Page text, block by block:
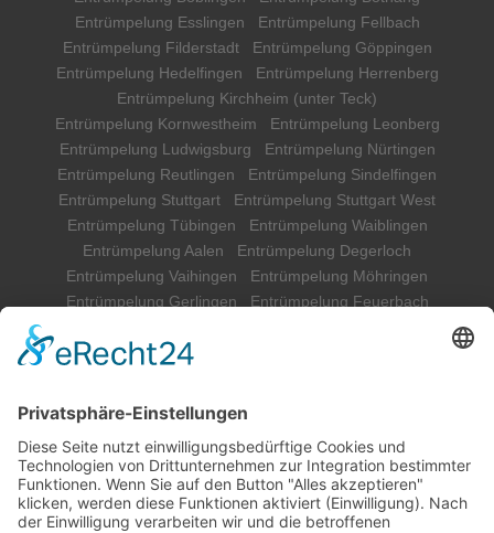
Entrümpelung Esslingen
Entrümpelung Fellbach
Entrümpelung Filderstadt
Entrümpelung Göppingen
Entrümpelung Hedelfingen
Entrümpelung Herrenberg
Entrümpelung Kirchheim (unter Teck)
Entrümpelung Kornwestheim
Entrümpelung Leonberg
Entrümpelung Ludwigsburg
Entrümpelung Nürtingen
Entrümpelung Reutlingen
Entrümpelung Sindelfingen
Entrümpelung Stuttgart
Entrümpelung Stuttgart West
Entrümpelung Tübingen
Entrümpelung Waiblingen
Entrümpelung Aalen
Entrümpelung Degerloch
Entrümpelung Vaihingen
Entrümpelung Möhringen
Entrümpelung Gerlingen
Entrümpelung Feuerbach
Aktenvernichtung Böblingen
Aktenvernichtung Göppingen
Aktenvernichtung Esslingen
Aktenvernichtung Gerlingen
Aktenvernichtung Feuerbach
Aktenvernichtung Killesberg
Aktenvernichtung Möhringen
Aktenvernichtung Vaihingen
Aktenvernichtung Degerloch